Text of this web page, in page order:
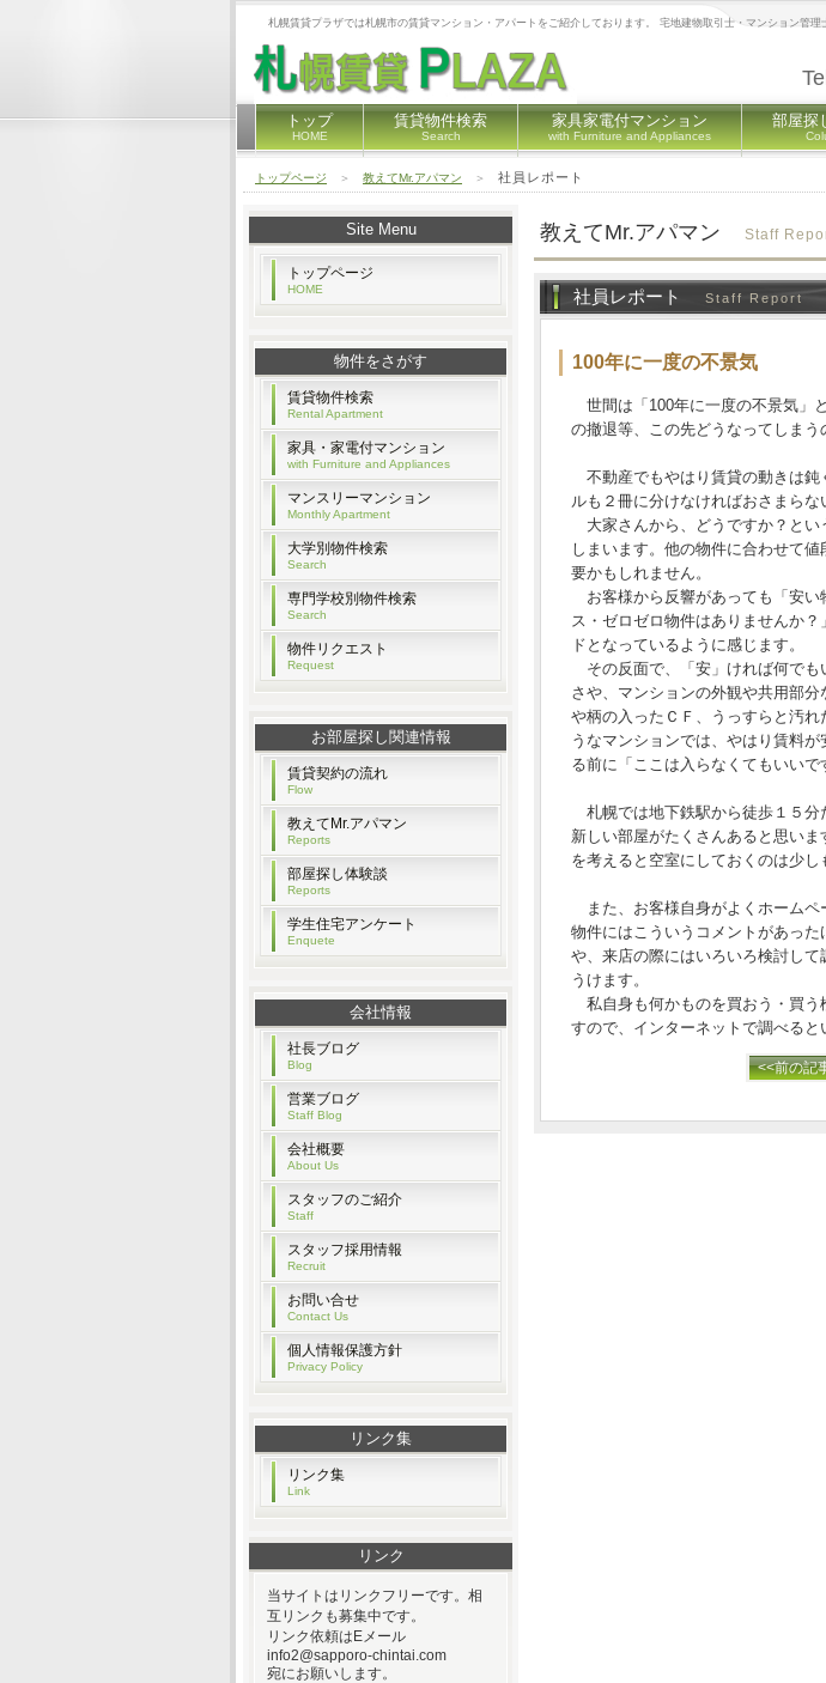
札幌賃貸プラザでは札幌市の賃貸マンション・アパートをご紹介しております。 宅地建物取引士・マンション管
トップ
HOME
賃貸物件検索
Search
家具家電付マンション
with Furniture and Appliances
部屋探
トップページ ＞ 教えてMr.アパマン ＞ 社員レポート
教えてMr.アパマン Staff
社員レポート Staff Report
100年に一度の不景気
世間は「100年に一度の不景気」
の撤退等、この先どうなってしまう
不動産でもやはり賃貸の動きは鈍
ルも２冊に分けなければおさまらな
大家さんから、どうですか？と
しまいます。他の物件に合わせて
要かもしれません。
お客様から反響があっても「安い
ス・ゼロゼロ物件はありませんか
ドとなっているように感じます。
その反面で、「安」ければ何でも
さや、マンションの外観や共用部
や柄の入ったＣＦ、うっすらと汚
うなマンションでは、やはり賃料
る前に「ここは入らなくてもいいで
札幌では地下鉄駅から徒歩１５分
新しい部屋がたくさんあると思い
を考えると空室にしておくのは少し
また、お客様自身がよくホームペ
物件にはこういうコメントがあっ
や、来店の際にはいろいろ検討し
うけます。
私自身も何かものを買おう・買う
すので、インターネットで調べると
<<前の記
Site Menu
トップページ
HOME
物件をさがす
賃貸物件検索
Rental Apartment
家具・家電付マンション
with Furniture and Appliances
マンスリーマンション
Monthly Apartment
大学別物件検索
Search
専門学校別物件検索
Search
物件リクエスト
Request
お部屋探し関連情報
賃貸契約の流れ
Flow
教えてMr.アパマン
Reports
部屋探し体験談
Reports
学生住宅アンケート
Enquete
会社情報
社長ブログ
Blog
営業ブログ
Staff Blog
会社概要
About Us
スタッフのご紹介
Staff
スタッフ採用情報
Recruit
お問い合せ
Contact Us
個人情報保護方針
Privacy Policy
リンク集
リンク集
Link
リンク
当サイトはリンクフリーです。相
互リンクも募集中です。
リンク依頼はEメール
info2@sapporo-chintai.com
宛にお願いします。